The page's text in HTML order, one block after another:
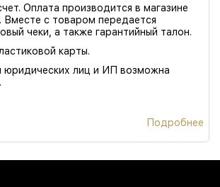
Оплата производится в магазине
Вместе с товаром передается
чеки, а также гарантийный талон.
карты.
юридических лиц и ИП возможна
Подробнее